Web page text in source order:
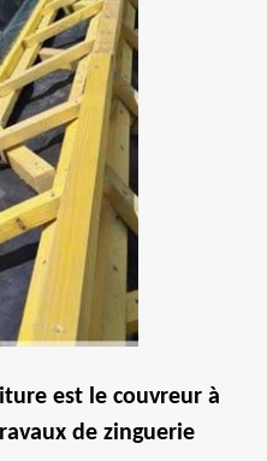
est le couvreur à
de zinguerie